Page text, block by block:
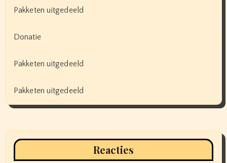
Pakketen uitgedeeld
Donatie
Pakketen uitgedeeld
Pakketen uitgedeeld
Reacties